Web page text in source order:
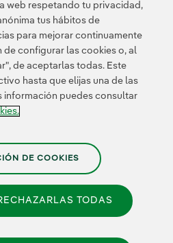
legal|Transparencia
web respetando tu privacidad,
tus hábitos de
para mejorar continuamente
de configurar las cookies o, al
de aceptarlas todas. Este
hasta que elijas una de las
información puedes consultar
DE COOKIES
TODAS